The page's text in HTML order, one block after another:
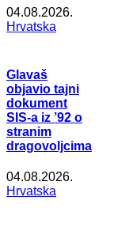
04.08.2026.
Hrvatska
Glavaš
objavio tajni
dokument
SIS-a iz ’92 o
stranim
dragovoljcima
04.08.2026.
Hrvatska